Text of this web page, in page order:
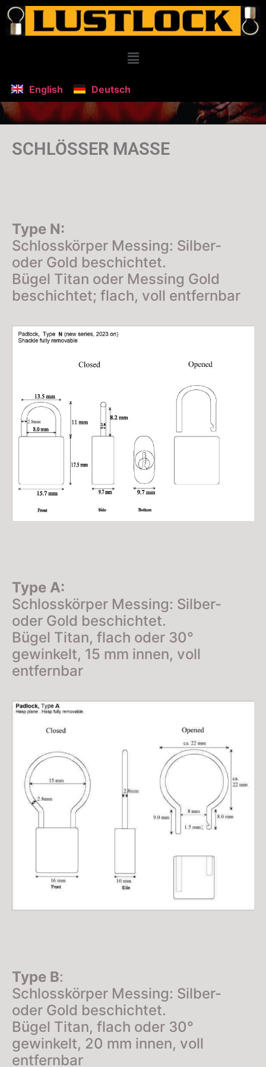
English Deutsch
SCHLÖSSER MASSE
Type N:
Schlosskörper Messing: Silber-
oder Gold beschichtet.
Bügel Titan oder Messing Gold
beschichtet; flach, voll entfernbar
Type A:
Schlosskörper Messing: Silber-
oder Gold beschichtet.
Bügel Titan, flach oder 30°
gewinkelt, 15 mm innen, voll
entfernbar
Type B:
Schlosskörper Messing: Silber-
oder Gold beschichtet.
Bügel Titan, flach oder 30°
gewinkelt, 20 mm innen, voll
entfernbar